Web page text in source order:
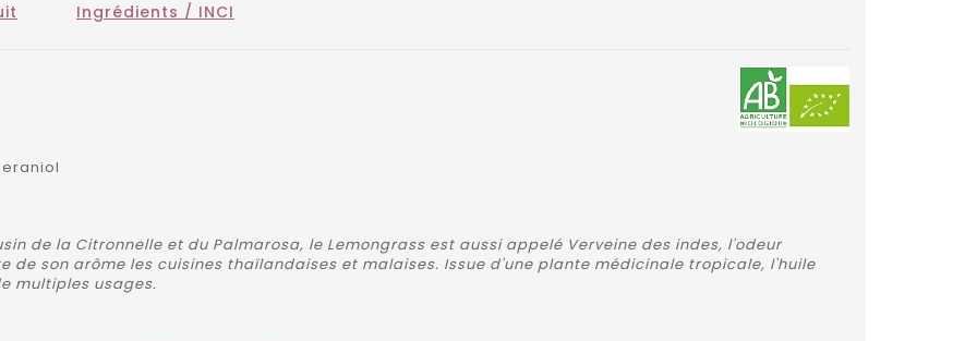
Ingrédients / INCI
de la Citronnelle et du Palmarosa, le Lemongrass est aussi appelé Verveine des indes, l'odeur
de son arôme les cuisines thaïlandaises et malaises. Issue d'une plante médicinale tropicale, l'huile
multiples usages.